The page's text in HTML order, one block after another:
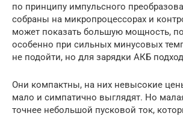
по принципу импульсного
собраны на микропроцессорах и
может показать большую мощность,
особенно при сильных минусовых
не подойти, но для зарядки АКБ
Они компактны, на них невысокие
мало и симпатично выглядят. Но
точнее небольшой пусковой ток,